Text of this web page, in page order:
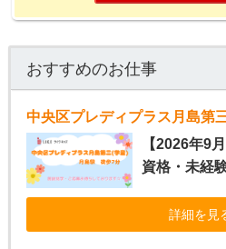
おすすめのお仕事
中央区プレディプラス月島第
【2026年9
資格・未経
詳細を見